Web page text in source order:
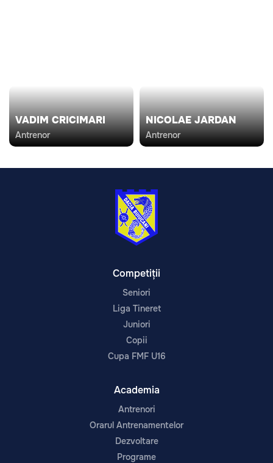
VADIM CRICIMARI
Antrenor
NICOLAE JARDAN
Antrenor
Competiții
Seniori
Liga Tineret
Juniori
Copii
Cupa FMF U16
Academia
Antrenori
Orarul Antrenamentelor
Dezvoltare
Programe